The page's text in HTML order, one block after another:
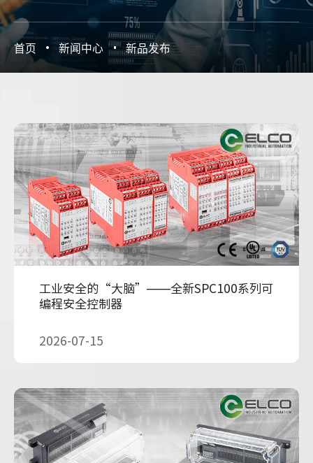
首页 新闻中心 新品发布
工业安全的“大脑”——全新SPC100系列可
编程安全控制器
2026-07-15